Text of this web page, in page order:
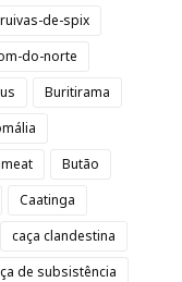
de-spix
do-norte
Buritirama
Butão
Caatinga
caça clandestina
de subsistência